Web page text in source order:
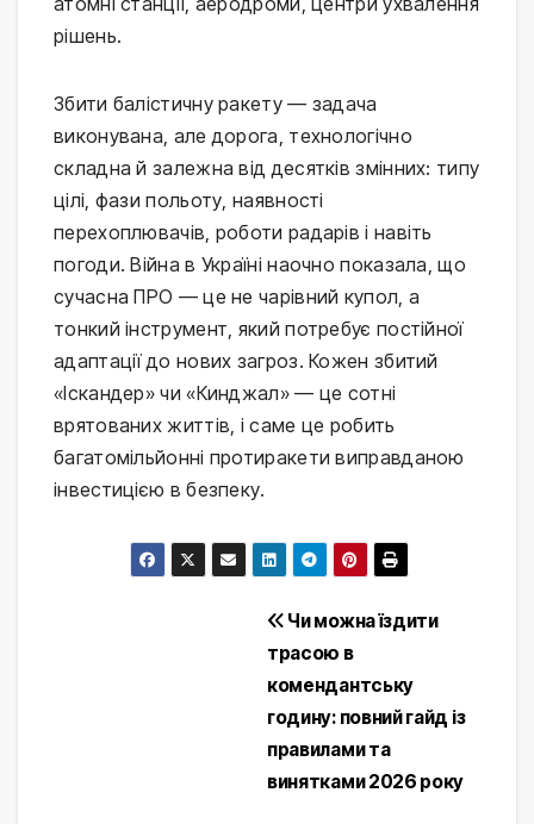
рішень.
Збити балістичну ракету — задача
виконувана, але дорога, технологічно
складна й залежна від десятків змінних: типу
цілі, фази польоту, наявності
перехоплювачів, роботи радарів і навіть
погоди. Війна в Україні наочно показала, що
сучасна ПРО — це не чарівний купол, а
тонкий інструмент, який потребує постійної
адаптації до нових загроз. Кожен збитий
«Іскандер» чи «Кинджал» — це сотні
врятованих життів, і саме це робить
багатомільйонні протиракети виправданою
інвестицією в безпеку.
Чи можна їздити
трасою в
комендантську
годину: повний гайд із
правилами та
винятками 2026 року